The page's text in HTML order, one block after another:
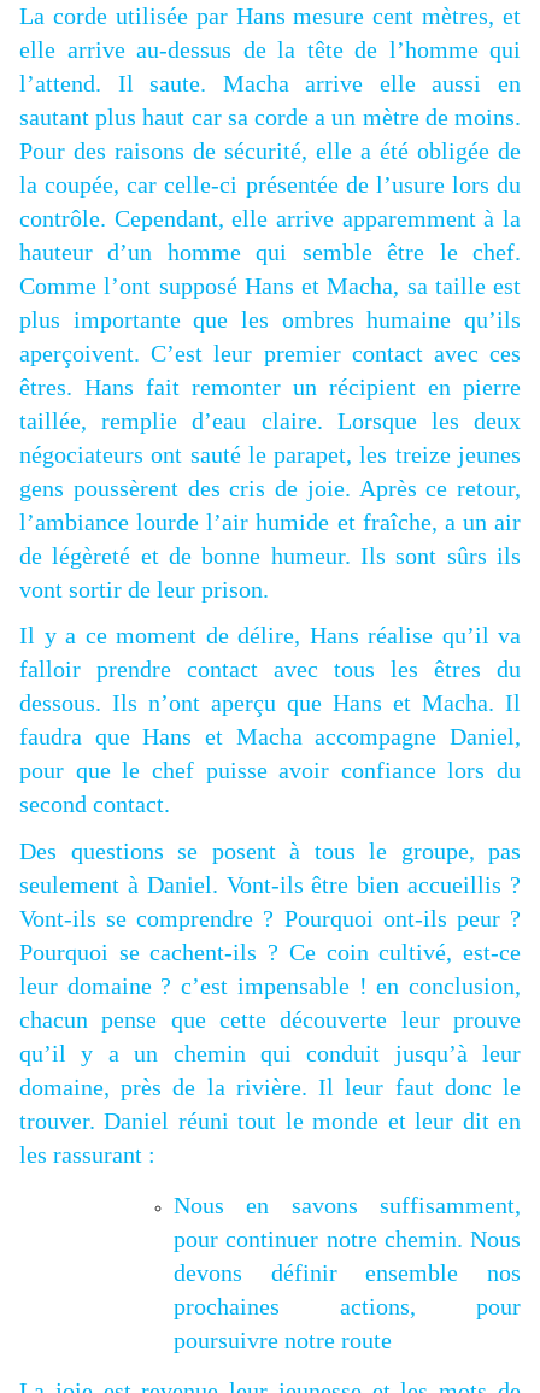
La corde utilisée par Hans mesure cent mètres, et
elle arrive au-dessus de la tête de l’homme qui
l’attend. Il saute. Macha arrive elle aussi en
sautant plus haut car sa corde a un mètre de moins.
Pour des raisons de sécurité, elle a été obligée de
la coupée, car celle-ci présentée de l’usure lors du
contrôle. Cependant, elle arrive apparemment à la
hauteur d’un homme qui semble être le chef.
Comme l’ont supposé Hans et Macha, sa taille est
plus importante que les ombres humaine qu’ils
aperçoivent. C’est leur premier contact avec ces
êtres. Hans fait remonter un récipient en pierre
taillée, remplie d’eau claire. Lorsque les deux
négociateurs ont sauté le parapet, les treize jeunes
gens poussèrent des cris de joie. Après ce retour,
l’ambiance lourde l’air humide et fraîche, a un air
de légèreté et de bonne humeur. Ils sont sûrs ils
vont sortir de leur prison.
Il y a ce moment de délire, Hans réalise qu’il va
falloir prendre contact avec tous les êtres du
dessous. Ils n’ont aperçu que Hans et Macha. Il
faudra que Hans et Macha accompagne Daniel,
pour que le chef puisse avoir confiance lors du
second contact.
Des questions se posent à tous le groupe, pas
seulement à Daniel. Vont-ils être bien accueillis ?
Vont-ils se comprendre ? Pourquoi ont-ils peur ?
Pourquoi se cachent-ils ? Ce coin cultivé, est-ce
leur domaine ? c’est impensable ! en conclusion,
chacun pense que cette découverte leur prouve
qu’il y a un chemin qui conduit jusqu’à leur
domaine, près de la rivière. Il leur faut donc le
trouver. Daniel réuni tout le monde et leur dit en
les rassurant :
Nous en savons suffisamment,
pour continuer notre chemin. Nous
devons définir ensemble nos
prochaines actions, pour
poursuivre notre route